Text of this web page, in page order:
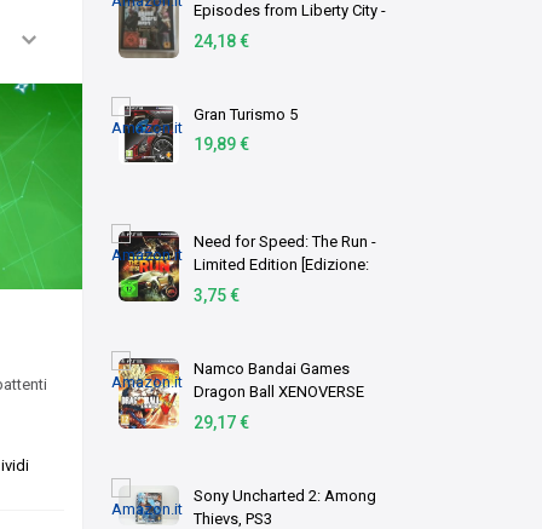
Episodes from Liberty City -
The Complete Edition
24,18 €
Gran Turismo 5
19,89 €
Need for Speed: The Run -
Limited Edition [Edizione:
Germania]
3,75 €
Namco Bandai Games
Dragon Ball XENOVERSE
PS3 PlayStation 3
29,17 €
Sony Uncharted 2: Among
Thievs, PS3